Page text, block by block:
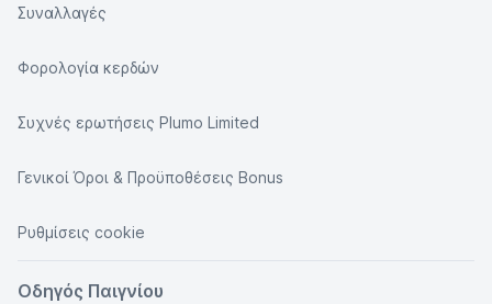
Συναλλαγές
Φορολογία κερδών
Συχνές ερωτήσεις Plumo Limited
Γενικοί Όροι & Προϋποθέσεις Bonus
Ρυθμίσεις cookie
Οδηγός Παιγνίου